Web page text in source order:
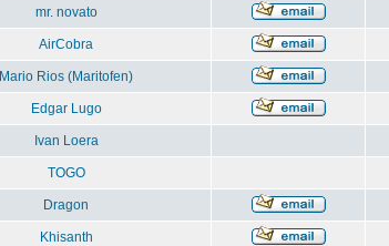
mr. novato
AirCobra
Mario Rios (Maritofen)
Edgar Lugo
Ivan Loera
TOGO
Dragon
Khisanth